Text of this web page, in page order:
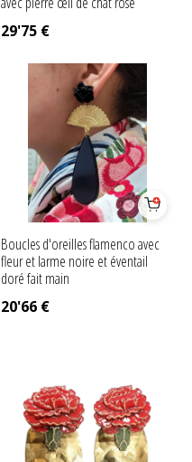
29'75 €
Boucles d'oreilles flamenco avec
fleur et larme noire et éventail
doré fait main
20'66 €